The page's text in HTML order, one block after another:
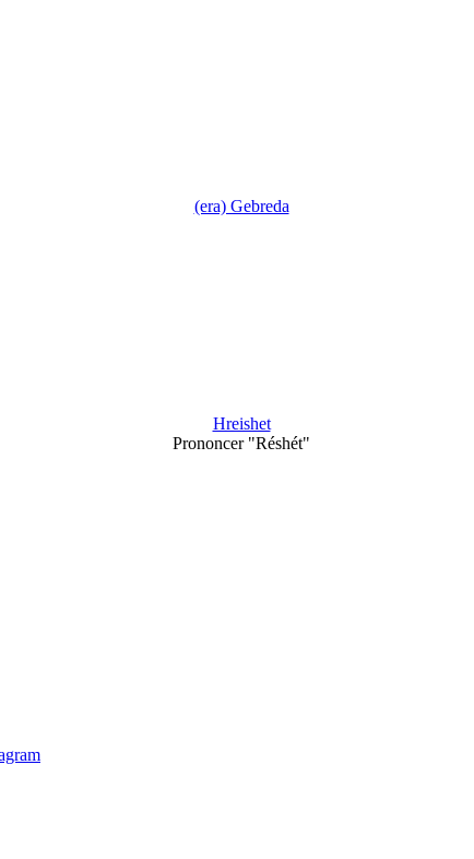
(era) Gebreda
Hreishet
Prononcer "Réshét"